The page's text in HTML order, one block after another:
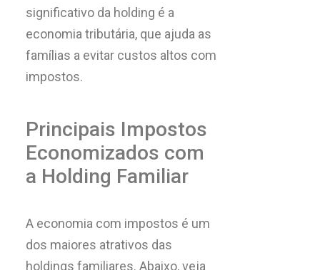
significativo da holding é a
economia tributária, que ajuda as
famílias a evitar custos altos com
impostos.
Principais Impostos
Economizados com
a Holding Familiar
A economia com impostos é um
dos maiores atrativos das
holdings familiares. Abaixo, veja